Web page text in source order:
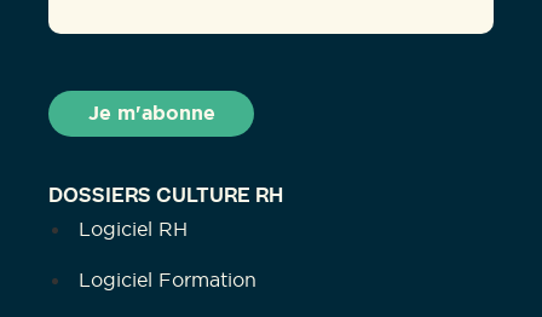
DOSSIERS CULTURE RH
Logiciel RH
Logiciel Formation